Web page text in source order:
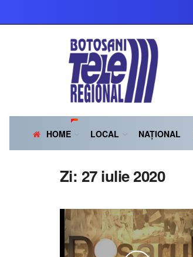
HOME LOCAL NAȚIONAL
Zi: 27 iulie 2020